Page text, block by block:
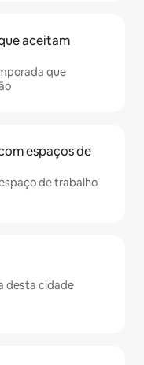
aceitam
que
espaços de
de trabalho
desta cidade